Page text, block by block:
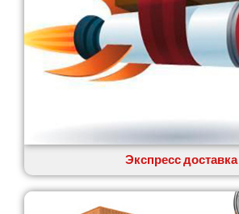
Южноукраинск
Запорожье
Заречаны
Зазимье
Здолбунов
Змиев
Звенигородка
Звягель
Экспресс доставка